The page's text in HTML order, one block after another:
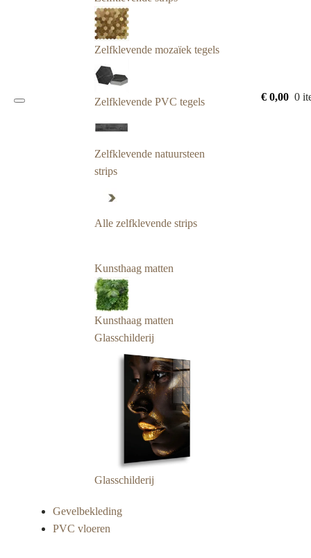
Zelfklevende mozaïek tegels
Zelfklevende PVC tegels
Zelfklevende natuursteen
strips
Alle zelfklevende strips
Kunsthaag matten
Kunsthaag matten
Glasschilderij
Glasschilderij
Gevelbekleding
PVC vloeren
€ 0,00 0